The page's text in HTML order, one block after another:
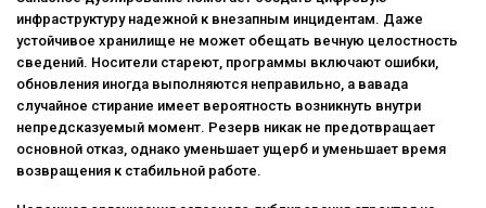
инфраструктуру надежной к внезапным инцидентам. Даже
устойчивое хранилище не может обещать вечную целостность
сведений. Носители стареют, программы включают ошибки,
обновления иногда выполняются неправильно, а вавада
случайное стирание имеет вероятность возникнуть внутри
непредсказуемый момент. Резерв никак не предотвращает
основной отказ, однако уменьшает ущерб и уменьшает время
возвращения к стабильной работе.